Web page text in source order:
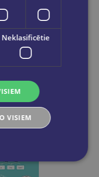
Matemātika. Mācību grāmata 3. klasei, 1. daļa
Neklasificētie
VISIEM